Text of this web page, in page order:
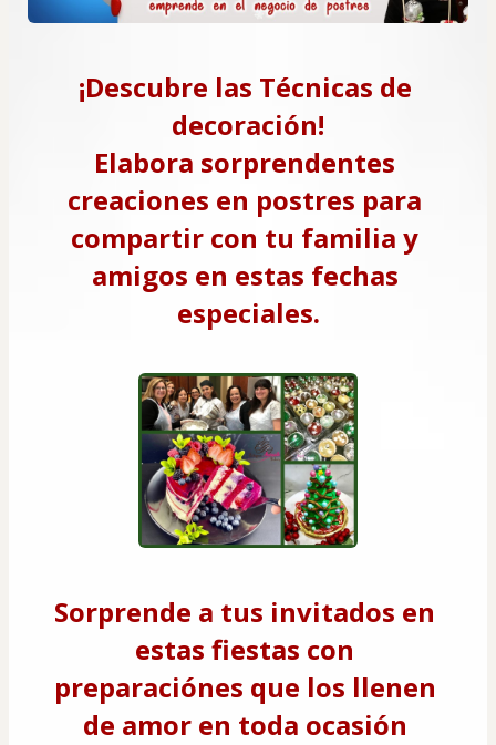
¡Descubre las Técnicas de
decoración!
Elabora sorprendentes
creaciones en postres para
compartir con tu familia y
amigos en estas fechas
especiales.
Sorprende a tus invitados en
estas fiestas con
preparaciónes que los llenen
de amor en toda ocasión